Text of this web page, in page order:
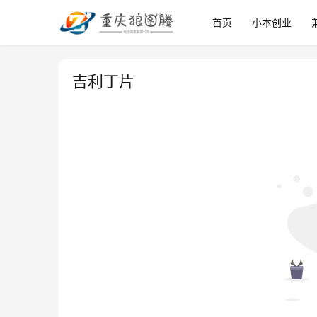
首页 小本创业
吉利丁片